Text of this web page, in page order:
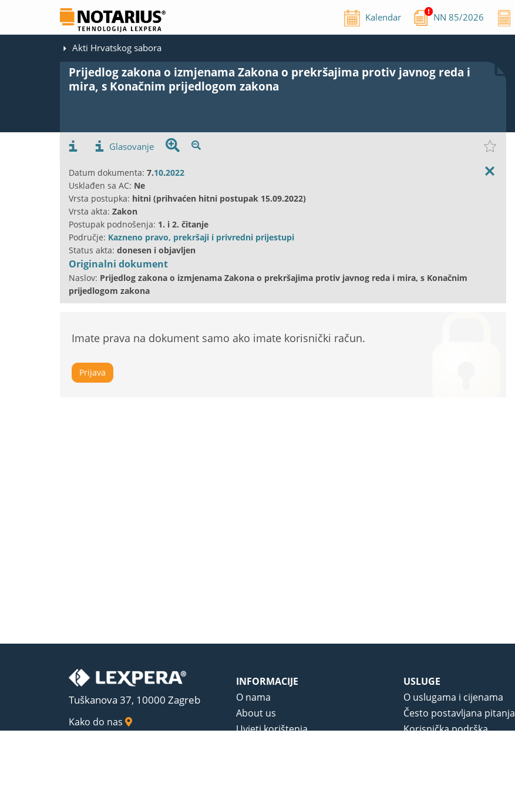
Kalendar NN85/2026
Akti Hrvatskog sabora
Prijedlog zakona o izmjenama Zakona o prekršajima protiv javnog reda i
mira, s Konačnim prijedlogom zakona
Glasovanje
Datum dokumenta: 7.10.2022
Usklađen sa AC: Ne
Vrsta postupka: hitni (prihvaćen hitni postupak 15.09.2022)
Vrsta akta: Zakon
Postupak podnošenja: 1. i 2. čitanje
Područje: Kazneno pravo, prekršaji i privredni prijestupi
Status akta: donesen i objavljen
Originalni dokument
Naslov: Prijedlog zakona o izmjenama Zakona o prekršajima protiv javnog reda i mira, s Konačnim
prijedlogom zakona
Imate prava na dokument samo ako imate korisnički račun.
Prijava
Tuškanova 37, 10000 Zagreb
Kako do nas
INFORMACIJE
O nama
About us
Uvjeti korištenja
USLUGE
O uslugama i cijenama
Često postavljana pitanja
Korisnička podrška